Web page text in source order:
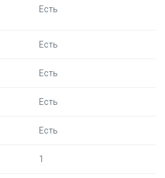
Есть
Есть
Есть
Есть
Есть
1